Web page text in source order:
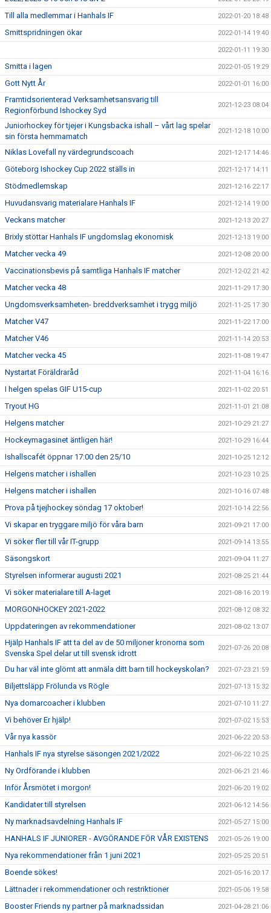
Till alla medlemmar i Hanhals IF 2022-01-20 18:48
Smittspridningen ökar 2022-01-14 19:40
2022-01-11 19:30
Smitta i lagen 2022-01-05 19:29
Gott Nytt År 2022-01-01 16:00
Framtidsorienterad Verksamhetsansvarig till
Regionförbund Ishockey Syd
2021-12-23 08:04
Juniorhockey för tjejer i Kungsbacka ishall – vårt lag spelar
sin första hemmamatch
2021-12-18 10:00
Niklas Lovefall ny värdegrundscoach 2021-12-17 14:46
Göteborg Ishockey Cup 2022 ställs in 2021-12-17 14:11
Stödmedlemskap 2021-12-16 22:17
Huvudansvarig materialare Hanhals IF 2021-12-14 19:00
Veckans matcher 2021-12-13 20:27
Brixly stöttar Hanhals IF ungdomslag ekonomisk 2021-12-13 19:00
Matcher vecka 49 2021-12-08 20:00
Vaccinationsbevis på samtliga Hanhals IF matcher 2021-12-02 21:42
Matcher vecka 48 2021-11-29 17:30
Ungdomsverksamheten- breddverksamhet i trygg miljö 2021-11-25 17:30
Matcher V47 2021-11-22 17:00
Matcher V46 2021-11-14 20:53
Matcher vecka 45 2021-11-08 19:47
Nystartat Föräldraråd 2021-11-04 16:16
I helgen spelas GIF U15-cup 2021-11-02 20:51
Tryout HG 2021-11-01 21:08
Helgens matcher 2021-10-29 21:27
Hockeymagasinet äntligen här! 2021-10-29 16:44
Ishallscafét öppnar 17:00 den 25/10 2021-10-25 12:12
Helgens matcher i ishallen 2021-10-23 10:25
Helgens matcher i ishallen 2021-10-16 07:48
Prova på tjejhockey söndag 17 oktober! 2021-10-14 22:56
Vi skapar en tryggare miljö för våra barn 2021-09-21 17:00
Vi söker fler till vår IT-grupp 2021-09-14 13:55
Säsongskort 2021-09-04 11:27
Styrelsen informerar augusti 2021 2021-08-25 21:44
Vi söker materialare till A-laget 2021-08-16 20:19
MORGONHOCKEY 2021-2022 2021-08-12 08:32
Uppdateringen av rekommendationer 2021-08-02 13:07
Hjälp Hanhals IF att ta del av de 50 miljoner kronorna som
Svenska Spel delar ut till svensk idrott
2021-07-26 20:08
Du har väl inte glömt att anmäla ditt barn till hockeyskolan? 2021-07-23 21:59
Biljettsläpp Frölunda vs Rögle 2021-07-13 15:32
Nya domarcoacher i klubben 2021-07-10 11:27
Vi behöver Er hjälp! 2021-07-02 15:53
Vår nya kassör 2021-06-22 20:53
Hanhals IF nya styrelse säsongen 2021/2022 2021-06-22 10:25
Ny Ordförande i klubben 2021-06-21 21:46
Inför Årsmötet i morgon! 2021-06-20 19:02
Kandidater till styrelsen 2021-06-12 14:56
Ny marknadsavdelning Hanhals IF 2021-05-27 15:00
HANHALS IF JUNIORER - AVGÖRANDE FÖR VÅR EXISTENS 2021-05-26 19:00
Nya rekommendationer från 1 juni 2021 2021-05-25 20:51
Boende sökes! 2021-05-16 20:17
Lättnader i rekommendationer och restriktioner 2021-05-06 19:58
Booster Friends ny partner på marknadssidan 2021-04-28 21:06